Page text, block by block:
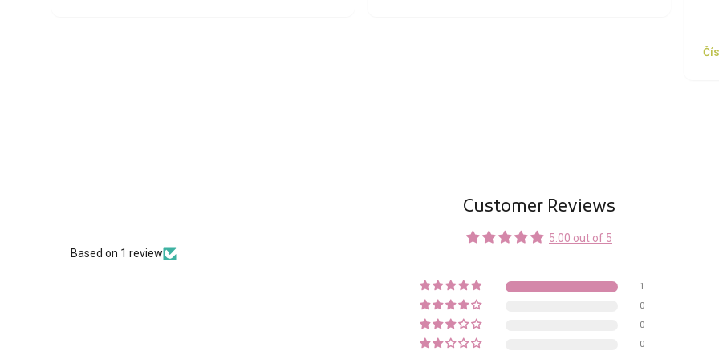
Customer Reviews
5.00 out of 5
Based on 1 review
1
0
0
0